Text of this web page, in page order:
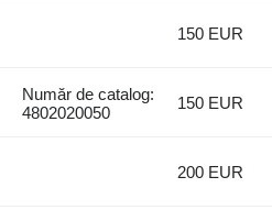
150 EUR
Număr de catalog:
4802020050
150 EUR
200 EUR